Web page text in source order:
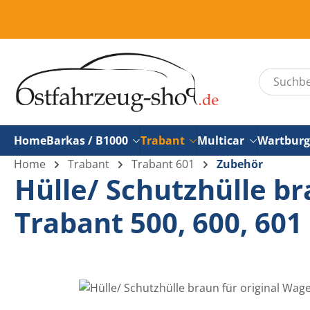
HomeBarkas / B1000 Trabant Multicar Wartburg
Home
Trabant Trabant 601 Zubehör
Hülle/ Schutzhülle
Trabant 500, 600, 601
Bildergalerie überspringen